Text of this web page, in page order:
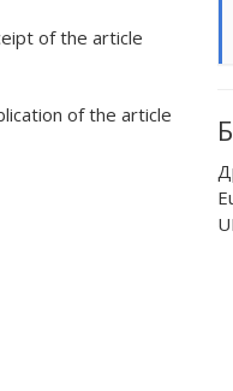
of the article
of the article